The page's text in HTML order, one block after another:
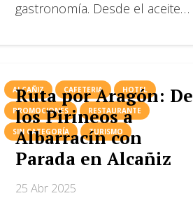
gastronomía. Desde el aceite…
ALCAÑIZ CAFETERIA HOTEL
PROMOCIONES RESTAURANTE
SIN CATEGORÍA TURISMO
Ruta por Aragón: De
los Pirineos a
Albarracín con
Parada en Alcañiz
25 Abr 2025